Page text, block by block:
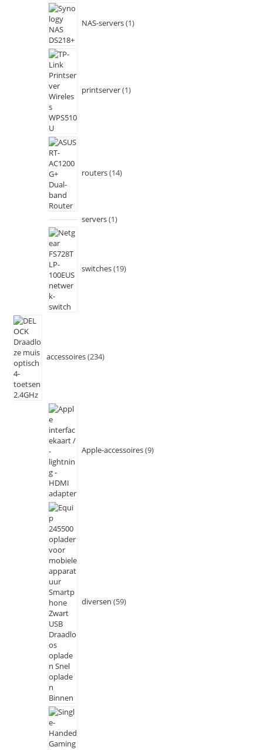
NAS-servers 1
printserver 1
routers 14
servers 1
switches 19
accessoires 234
Apple-accessoires 9
diversen 59